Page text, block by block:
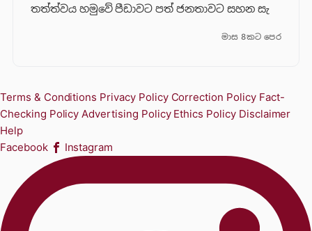
තත්ත්වය හමුවේ පීඩාවට පත් ජනතාවට සහන සැ
මාස 8කට පෙර
Terms & Conditions Privacy Policy Correction Policy Fact-
Checking Policy Advertising Policy Ethics Policy Disclaimer
Help
Facebook
Instagram